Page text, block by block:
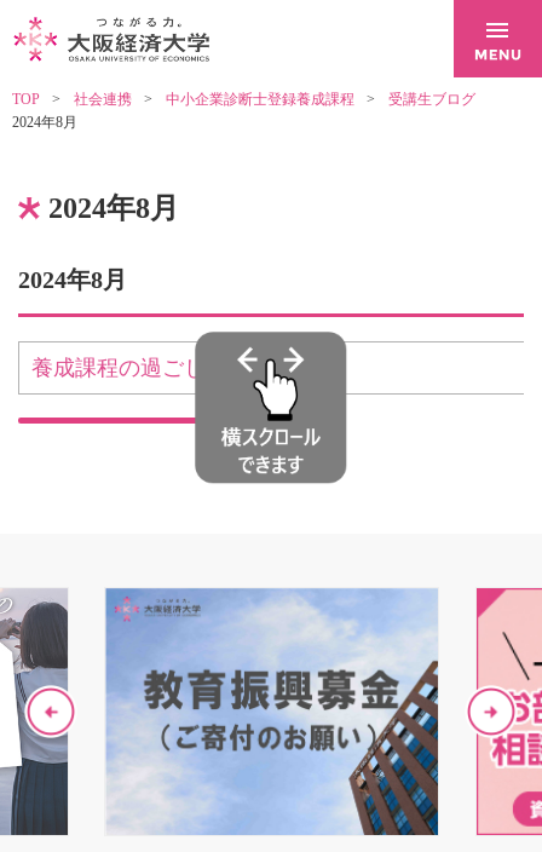
TOP 社会連携 中小企業診断士登録養成課程
受講生ブログ
2024年8月
2024年8月
2024年8月
養成課程の過ごし方 (8月20日)